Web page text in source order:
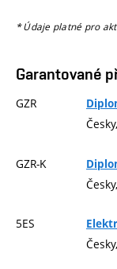
* Údaje platné pro
Garantované
GZR
GZR-K
5ES